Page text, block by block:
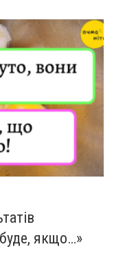
якщо…»